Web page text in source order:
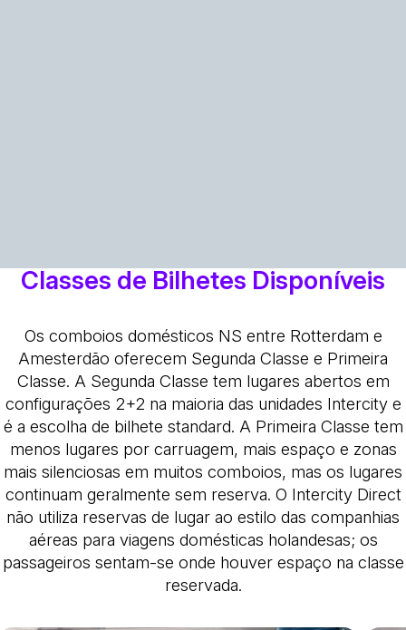
Classes de Bilhetes Disponíveis
Os comboios domésticos NS entre Rotterdam e
Amesterdão oferecem Segunda Classe e Primeira
Classe. A Segunda Classe tem lugares abertos em
configurações 2+2 na maioria das unidades Intercity e
é a escolha de bilhete standard. A Primeira Classe tem
menos lugares por carruagem, mais espaço e zonas
mais silenciosas em muitos comboios, mas os lugares
continuam geralmente sem reserva. O Intercity Direct
não utiliza reservas de lugar ao estilo das companhias
aéreas para viagens domésticas holandesas; os
passageiros sentam-se onde houver espaço na classe
reservada.